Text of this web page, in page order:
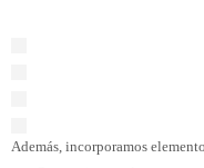
Además, incorporamos